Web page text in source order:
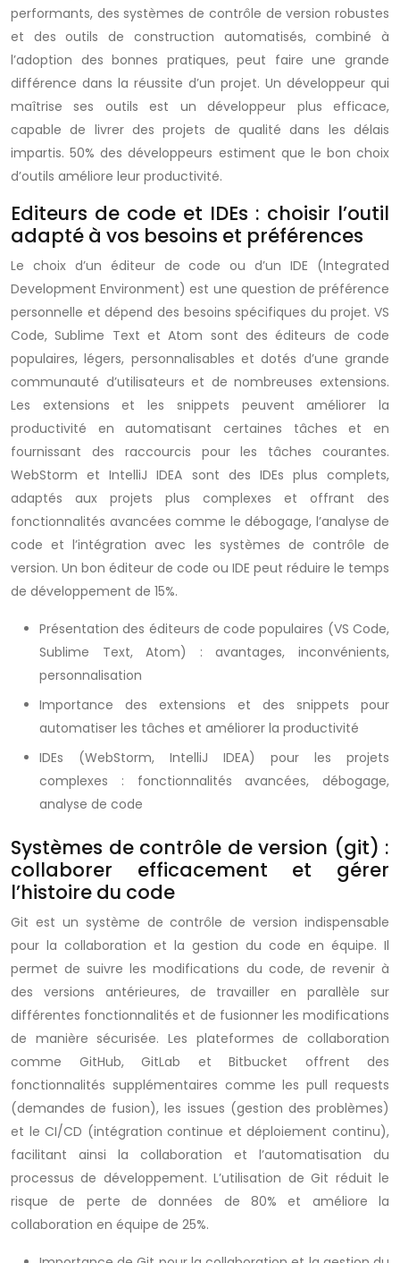
performants, des systèmes de contrôle de version robustes
et des outils de construction automatisés, combiné à
l’adoption des bonnes pratiques, peut faire une grande
différence dans la réussite d’un projet. Un développeur qui
maîtrise ses outils est un développeur plus efficace,
capable de livrer des projets de qualité dans les délais
impartis. 50% des développeurs estiment que le bon choix
d’outils améliore leur productivité.
Editeurs de code et IDEs : choisir l’outil
adapté à vos besoins et préférences
Le choix d’un éditeur de code ou d’un IDE (Integrated
Development Environment) est une question de préférence
personnelle et dépend des besoins spécifiques du projet. VS
Code, Sublime Text et Atom sont des éditeurs de code
populaires, légers, personnalisables et dotés d’une grande
communauté d’utilisateurs et de nombreuses extensions.
Les extensions et les snippets peuvent améliorer la
productivité en automatisant certaines tâches et en
fournissant des raccourcis pour les tâches courantes.
WebStorm et IntelliJ IDEA sont des IDEs plus complets,
adaptés aux projets plus complexes et offrant des
fonctionnalités avancées comme le débogage, l’analyse de
code et l’intégration avec les systèmes de contrôle de
version. Un bon éditeur de code ou IDE peut réduire le temps
de développement de 15%.
Présentation des éditeurs de code populaires (VS Code,
Sublime Text, Atom) : avantages, inconvénients,
personnalisation
Importance des extensions et des snippets pour
automatiser les tâches et améliorer la productivité
IDEs (WebStorm, IntelliJ IDEA) pour les projets
complexes : fonctionnalités avancées, débogage,
analyse de code
Systèmes de contrôle de version (git) :
collaborer efficacement et gérer
l’histoire du code
Git est un système de contrôle de version indispensable
pour la collaboration et la gestion du code en équipe. Il
permet de suivre les modifications du code, de revenir à
des versions antérieures, de travailler en parallèle sur
différentes fonctionnalités et de fusionner les modifications
de manière sécurisée. Les plateformes de collaboration
comme GitHub, GitLab et Bitbucket offrent des
fonctionnalités supplémentaires comme les pull requests
(demandes de fusion), les issues (gestion des problèmes)
et le CI/CD (intégration continue et déploiement continu),
facilitant ainsi la collaboration et l’automatisation du
processus de développement. L’utilisation de Git réduit le
risque de perte de données de 80% et améliore la
collaboration en équipe de 25%.